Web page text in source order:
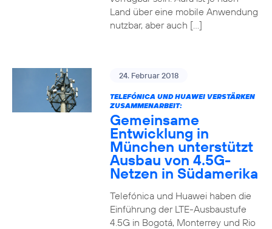
Land über eine mobile Anwendung
nutzbar, aber auch […]
24. Februar 2018
TELEFÓNICA UND HUAWEI VERSTÄRKEN
ZUSAMMENARBEIT:
Gemeinsame
Entwicklung in
München unterstützt
Ausbau von 4.5G-
Netzen in Südamerika
Telefónica und Huawei haben die
Einführung der LTE-Ausbaustufe
4.5G in Bogotá, Monterrey und Rio